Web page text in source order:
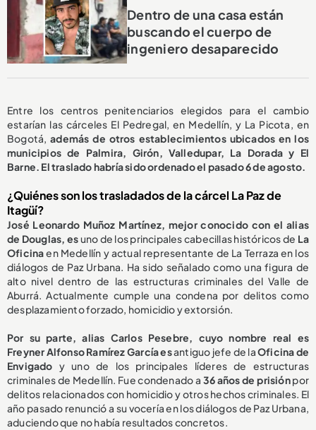
Dentro de una casa están
buscando el cuerpo de
ingeniero desaparecido
Entre los centros penitenciarios elegidos para el cambio
estarían las cárceles El Pedregal, en Medellín, y La Picota, en
Bogotá,además de otros establecimientos ubicados en los
municipios de Palmira, Girón, Valledupar, La Dorada y El
Barne. El traslado habría sido ordenado el pasado 6 de agosto.
¿Quiénes son los trasladados de la cárcel La Paz de
Itagüí?
José Leonardo Muñoz Martínez, mejor conocido con el alias
de Douglas, esuno de los principales cabecillas históricos de La
Oficinaen Medellín y actual representante de La Terraza en los
diálogos de Paz Urbana. Ha sido señalado como una figura de
alto nivel dentro de las estructuras criminales del Valle de
Aburrá. Actualmente cumple una condena por delitos como
desplazamiento forzado, homicidio y extorsión.
Por su parte, alias Carlos Pesebre, cuyo nombre real es
Freyner Alfonso Ramírez García esantiguo jefe de laOficina de
Envigado y uno de los principales líderes de estructuras
criminales de Medellín. Fue condenado a 36 años de prisiónpor
delitos relacionados con homicidio y otros hechos criminales. El
año pasado renunció a su vocería en los diálogos de Paz Urbana,
aduciendo que no había resultados concretos.